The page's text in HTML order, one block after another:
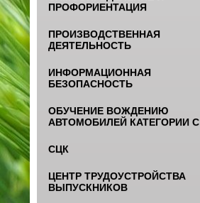
ПРОФОРИЕНТАЦИЯ
ПРОИЗВОДСТВЕННАЯ
ДЕЯТЕЛЬНОСТЬ
ИНФОРМАЦИОННАЯ
БЕЗОПАСНОСТЬ
ОБУЧЕНИЕ ВОЖДЕНИЮ
АВТОМОБИЛЕЙ КАТЕГОРИИ С
СЦК
ЦЕНТР ТРУДОУСТРОЙСТВА
ВЫПУСКНИКОВ